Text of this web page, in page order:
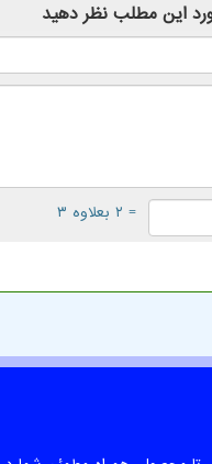
این مطلب نظر دهید
= ۲ بعلاوه ۳